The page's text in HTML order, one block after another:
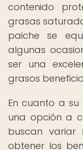
contenido
grasas
paiche se
algunas
ser una
grasos
En cuanto a su
una opción a
buscan variar
obtener los